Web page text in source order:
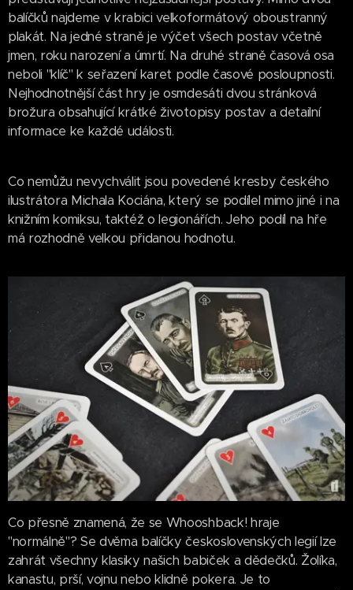
balíčků najdeme v krabici velkoformátový oboustranný
plakát. Na jedné straně je výčet všech postav včetně
jmen, roku narození a úmrtí. Na druhé straně časová osa
neboli "klíč" k seřazení karet podle časové posloupnosti.
Nejhodnotnější část hry je osmdesáti dvou stránková
brožura obsahující krátké životopisy postav a detailní
informace ke každé události.
Co nemůžu nevychválit jsou povedené kresby českého
ilustrátora Michala Kociána, který se podílel mimo jiné i na
knižním komiksu, taktéž o legionářích. Jeho podíl na hře
má rozhodně velkou přidanou hodnotu.
Co přesně znamená, že se Whooshback! hraje
"normálně"? Se dvěma balíčky československých legií lze
zahrát všechny klasiky našich babiček a dědečků. Žolíka,
kanastu, prší, vojnu nebo klidně pokera. Je to